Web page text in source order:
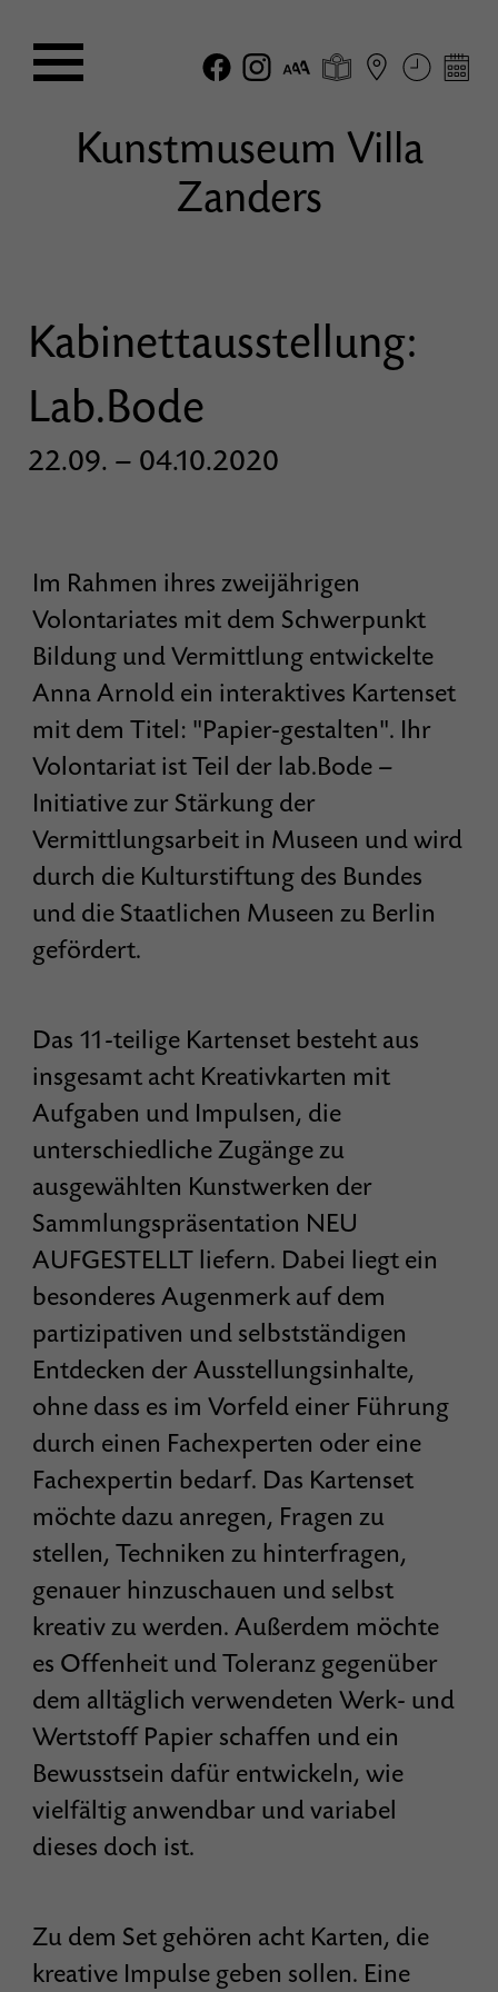
Kunstmuseum Villa
Zanders
Kabinettausstellung:
Lab.Bode
22.09. – 04.10.2020
Im Rahmen ihres zweijährigen
Volontariates mit dem Schwerpunkt
Bildung und Vermittlung entwickelte
Anna Arnold ein interaktives Kartenset
mit dem Titel: "Papier-gestalten". Ihr
Volontariat ist Teil der lab.Bode –
Initiative zur Stärkung der
Vermittlungsarbeit in Museen und wird
durch die Kulturstiftung des Bundes
und die Staatlichen Museen zu Berlin
gefördert.
Das 11-teilige Kartenset besteht aus
insgesamt acht Kreativkarten mit
Aufgaben und Impulsen, die
unterschiedliche Zugänge zu
ausgewählten Kunstwerken der
Sammlungspräsentation NEU
AUFGESTELLT liefern. Dabei liegt ein
besonderes Augenmerk auf dem
partizipativen und selbstständigen
Entdecken der Ausstellungsinhalte,
ohne dass es im Vorfeld einer Führung
durch einen Fachexperten oder eine
Fachexpertin bedarf. Das Kartenset
möchte dazu anregen, Fragen zu
stellen, Techniken zu hinterfragen,
genauer hinzuschauen und selbst
kreativ zu werden. Außerdem möchte
es Offenheit und Toleranz gegenüber
dem alltäglich verwendeten Werk- und
Wertstoff Papier schaffen und ein
Bewusstsein dafür entwickeln, wie
vielfältig anwendbar und variabel
dieses doch ist.
Zu dem Set gehören acht Karten, die
kreative Impulse geben sollen. Eine